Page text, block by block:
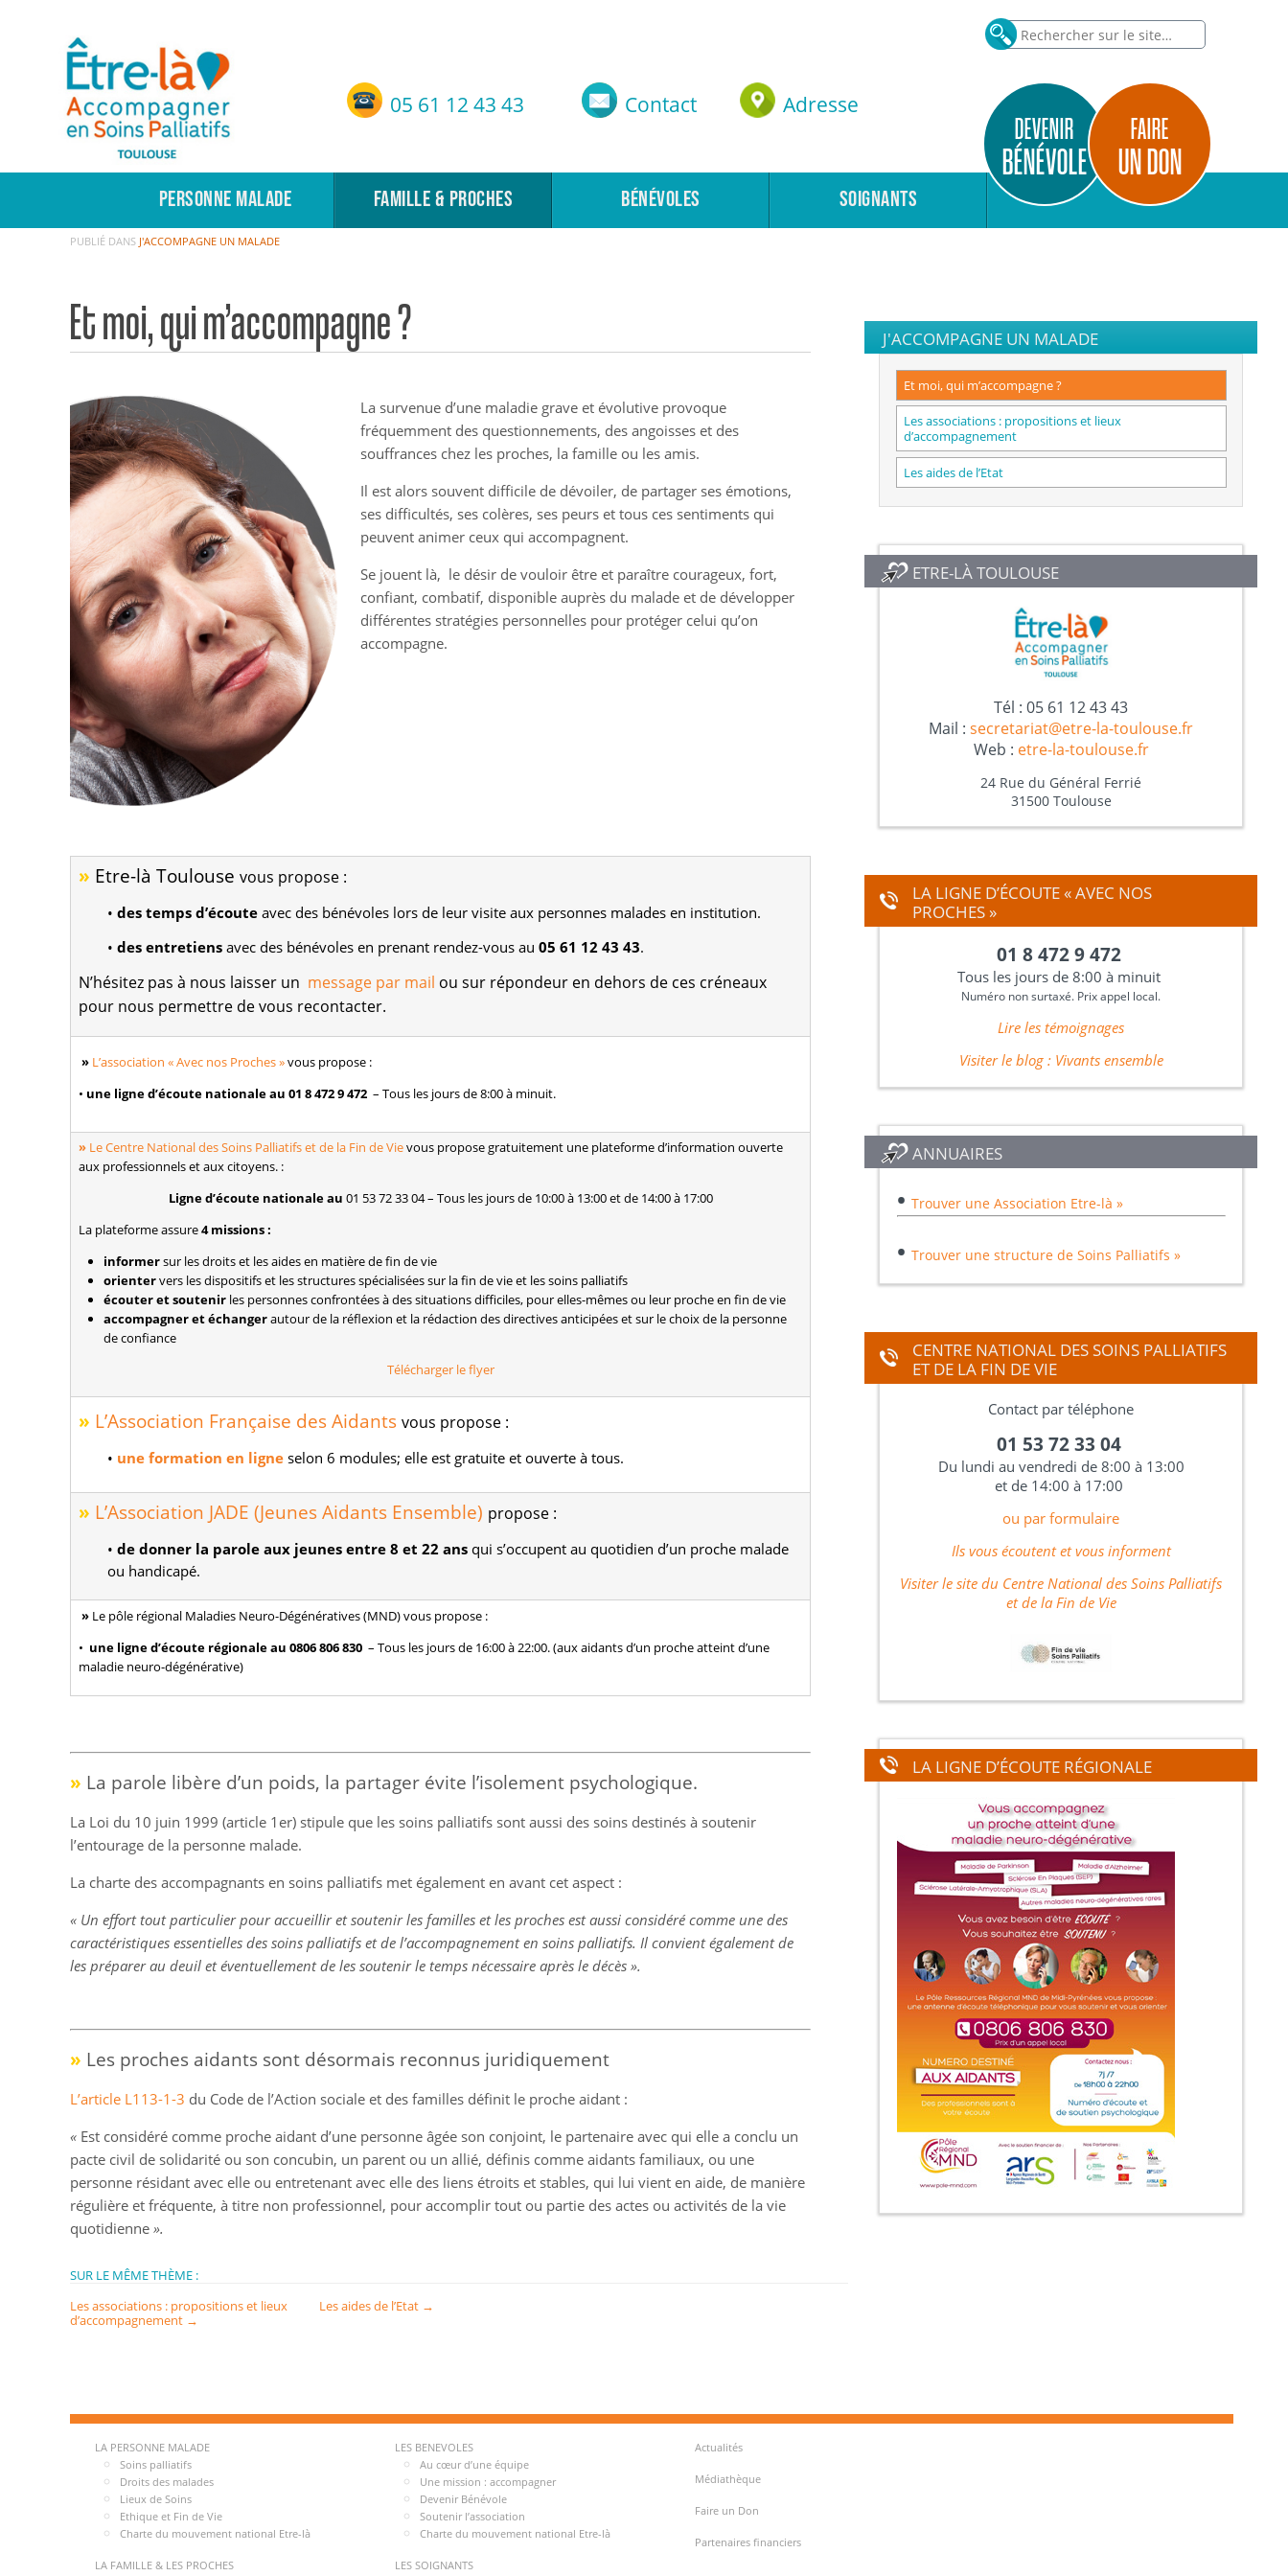
05 61 12 43 43 Contact Adresse
Etre-Là – ASP Toulouse
FAIRE
UN DON
DEVENIR
BÉNÉVOLE
PERSONNE MALADE FAMILLE & PROCHES BÉNÉVOLES SOIGNANTS
PUBLIÉ DANS J'ACCOMPAGNE UN MALADE
Et moi, qui m’accompagne ?
La survenue d’une maladie grave et évolutive provoque
fréquemment des questionnements, des angoisses et des
souffrances chez les proches, la famille ou les amis.
Il est alors souvent difficile de dévoiler, de partager ses émotions,
ses difficultés, ses colères, ses peurs et tous ces sentiments qui
peuvent animer ceux qui accompagnent.
Se jouent là, le désir de vouloir être et paraître courageux, fort,
confiant, combatif, disponible auprès du malade et de développer
différentes stratégies personnelles pour protéger celui qu’on
accompagne.
» Etre-là Toulousevous propose :
•des temps d’écoute avec des bénévoles lors de leur visite aux personnes malades en institution.
•des entretiens avec des bénévoles en prenant rendez-vous au05 61 12 43 43.
N’hésitez pas à nous laisser un message par mail ou sur répondeur en dehors de ces créneaux
pour nous permettre de vous recontacter.
» L’association « Avec nos Proches »vous propose :
• une ligne d’écoute nationaleau01 8 472 9 472 – Tous les jours de 8:00 à minuit.
» Le Centre National des Soins Palliatifs et de la Fin de Vievous propose gratuitement une plateforme d’information ouverte
aux professionnels et aux citoyens. :
Ligne d’écoute nationaleau 01 53 72 33 04– Tous les jours de 10:00 à 13:00 et de 14:00 à 17:00
La plateforme assure4 missions :
informersur les droits et les aides en matière de fin de vie
orientervers les dispositifs et les structures spécialisées sur la fin de vie et les soins palliatifs
écouter et soutenir les personnes confrontées à des situations difficiles, pour elles-mêmes ou leur proche en fin de vie
accompagner et échangerautour de la réflexion et la rédaction des directives anticipées et sur le choix de la personne
de confiance
Télécharger le flyer
» L’Association Française des Aidants vous propose :
• une formation en ligne selon 6 modules; elle est gratuite et ouverte à tous.
» L’Association JADE (Jeunes Aidants Ensemble) propose :
•de donner la parole aux jeunes entre 8 et 22 ansqui s’occupent au quotidien d’un proche malade
ou handicapé.
» Le pôle régional Maladies Neuro-Dégénératives (MND) vous propose :
• une ligne d’écoute régionaleau0806 806 830 – Tous les jours de 16:00 à 22:00. (aux aidants d’un proche atteint d’une
maladie neuro-dégénérative)
» La parole libère d’un poids, la partager évite l’isolement psychologique.
La Loi du 10 juin 1999 (article 1er) stipule que les soins palliatifs sont aussi des soins destinés à soutenir
l’entourage de la personne malade.
La charte des accompagnants en soins palliatifs met également en avant cet aspect :
« Un effort tout particulier pour accueillir et soutenir les familles et les proches est aussi considéré comme une des
caractéristiques essentielles des soins palliatifs et de l’accompagnement en soins palliatifs. Il convient également de
les préparer au deuil et éventuellement de les soutenir le temps nécessaire après le décès ».
» Les proches aidants sont désormais reconnus juridiquement
L’article L113-1-3 du Code de l’Action sociale et des familles définit le proche aidant :
« Est considéré comme proche aidant d’une personne âgée son conjoint, le partenaire avec qui elle a conclu un
pacte civil de solidarité ou son concubin, un parent ou un allié, définis comme aidants familiaux, ou une
personne résidant avec elle ou entretenant avec elle des liens étroits et stables, qui lui vient en aide, de manière
régulière et fréquente, à titre non professionnel, pour accomplir tout ou partie des actes ou activités de la vie
quotidienne».
SUR LE MÊME THÈME :
Les associations : propositions et lieux
d’accompagnement →
Les aides de l’Etat→
J'ACCOMPAGNE UN MALADE
Et moi, qui m’accompagne ?
Les associations : propositions et lieux
d’accompagnement
Les aides de l’Etat
ETRE-LÀ TOULOUSE
Tél : 05 61 12 43 43
Mail :secretariat@etre-la-toulouse.fr
Web : etre-la-toulouse.fr
24 Rue du Général Ferrié
31500 Toulouse
LA LIGNE D’ÉCOUTE « AVEC NOS
PROCHES »
01 8 472 9 472
Tous les jours de 8:00 à minuit
Numéro non surtaxé. Prix appel local.
Lire les témoignages
Visiter le blog : Vivants ensemble
ANNUAIRES
• Trouver une Association Etre-là »
• Trouver une structure de Soins Palliatifs »
CENTRE NATIONAL DES SOINS PALLIATIFS
ET DE LA FIN DE VIE
Contact par téléphone
01 53 72 33 04
Du lundi au vendredi de 8:00 à 13:00
et de 14:00 à 17:00
ou par formulaire
Ils vous écoutent et vous informent
Visiter le site du Centre National des Soins Palliatifs
et de la Fin de Vie
LA LIGNE D’ÉCOUTE RÉGIONALE
LA PERSONNE MALADE
Soins palliatifs
Droits des malades
Lieux de Soins
Ethique et Fin de Vie
Charte du mouvement national Etre-là
LA FAMILLE & LES PROCHES
LES BENEVOLES
Au cœur d’une équipe
Une mission : accompagner
Devenir Bénévole
Soutenir l’association
Charte du mouvement national Etre-là
LES SOIGNANTS
Actualités
Médiathèque
Faire un Don
Partenaires financiers